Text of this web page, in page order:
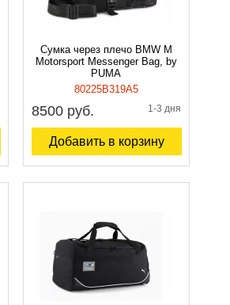
Сумка через плечо BMW M
Motorsport Messenger Bag, by
PUMA
80225B319A5
8500 руб. 1-3 дня
Добавить в корзину